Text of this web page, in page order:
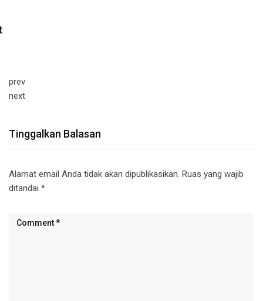
prev
next
Tinggalkan Balasan
Alamat email Anda tidak akan dipublikasikan. Ruas yang wajib
ditandai *